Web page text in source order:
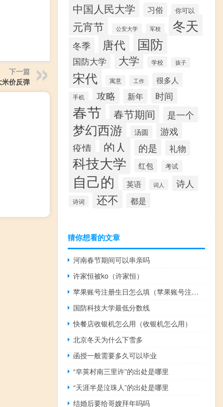
下一篇
价反弹
中国人民大学 习俗 你可以
元宵节 公安大学 军校 冬天
冬季 唐代 国防
国防大学 大学 学校 孩子
宋代 寓意 工作 很多人
手机 攻略 新年 时间
春节 春节期间 是一个
梦幻西游 汤圆 游戏
疫情 的人 的是 礼物
科技大学 红包 考试
自己的 英语 词人 诗人
诗词 还不 都是
猜你想看的文章
河南春节期间可以串亲吗
许家恒被ko（许家恒）
苹果账号注册生日怎么填（苹果账号注册）
国防科技大学最低分数线
快餐店收银机怎么用（收银机怎么用）
北京冬天为什么下雪多
函授一般需要多久可以毕业
“皁荚村南三里许”的出处是哪里
“天涯半是泣珠人”的出处是哪里
结婚后要给哥嫂拜年吗吗